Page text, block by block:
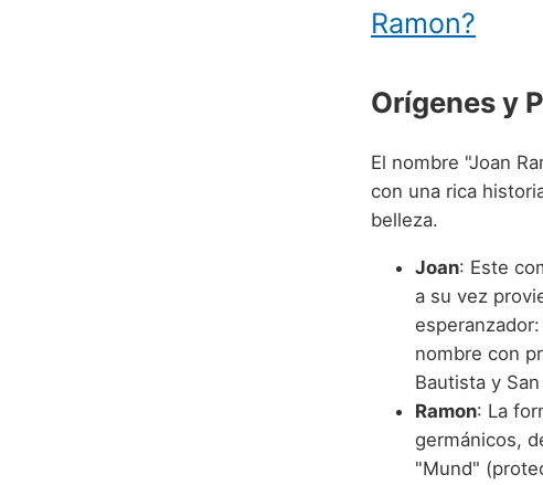
Ramon?
Orígenes y
El nombre "Joan
con una rica
belleza.
Joan: Este
a su vez
nombre con
Bautista y
Ramon: La
germánicos,
"Mund"